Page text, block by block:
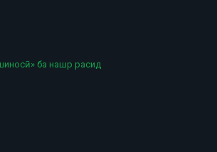
ба нашр расид